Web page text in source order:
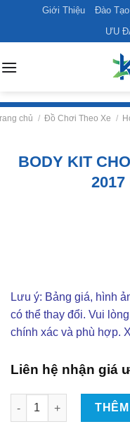
content
Giới Thiệu Đào Tạo
ƯU
chủ / Đồ Chơi Theo Xe /
BODY KIT
2017
Lưu ý: Bảng giá, hình
có thể thay đổi. Vui
chính xác và phù hợp.
Liên hệ nhận giá
Body Kit Cho Xe Honda